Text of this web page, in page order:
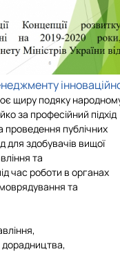
щиру подяку
за професійний підхід
проведення публічних
для здобувачів вищої
та
час роботи в органах
та
дорадництва,